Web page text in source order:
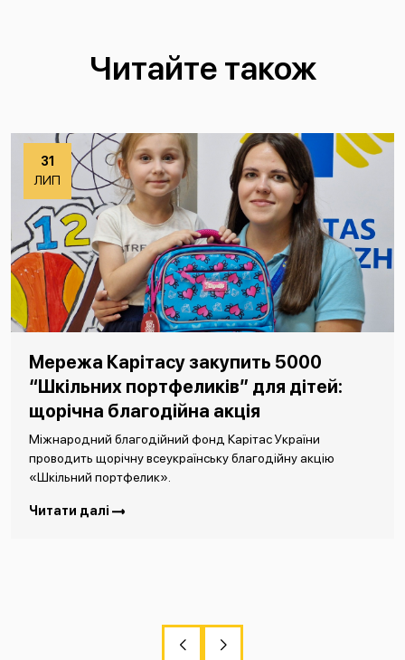
Читайте також
31
ЛИП
Мережа Карітасу закупить 5000
“Шкільних портфеликів” для дітей:
щорічна благодійна акція
Міжнародний благодійний фонд Карітас України
проводить щорічну всеукраїнську благодійну акцію
«Шкільний портфелик».
Читати далі